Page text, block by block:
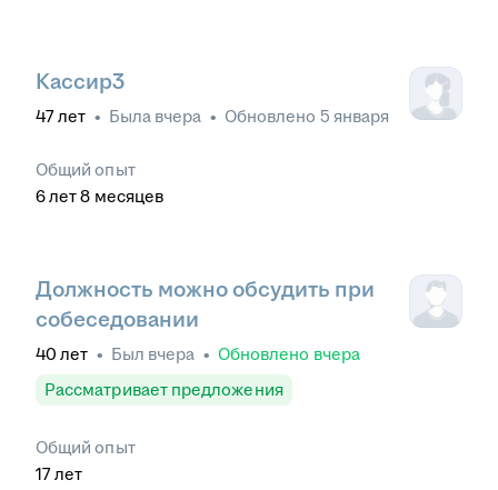
Кассир3
47лет • Была вчера • Обновлено 5 января
Общий опыт
6лет 8 месяцев
Должность можно обсудить при
собеседовании
40 лет • Был вчера • Обновлено вчера
Рассматривает предложения
Общий опыт
17лет